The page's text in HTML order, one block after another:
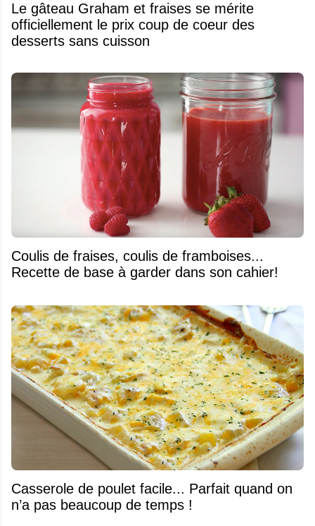
Le gâteau Graham et fraises se mérite
officiellement le prix coup de coeur des
desserts sans cuisson
Coulis de fraises, coulis de framboises...
Recette de base à garder dans son cahier!
Casserole de poulet facile... Parfait quand on
n’a pas beaucoup de temps !